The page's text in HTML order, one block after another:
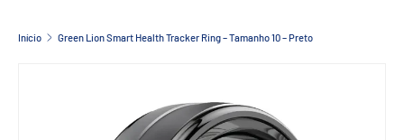
Início Green Lion Smart Health Tracker Ring – Tamanho 10 – Preto